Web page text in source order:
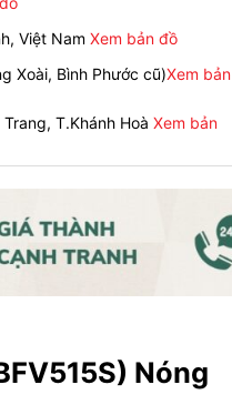
Việt Nam Xem bản đồ
Xoài, Bình Phước cũ)Xem bản
T.Khánh Hoà Xem bản
Nóng